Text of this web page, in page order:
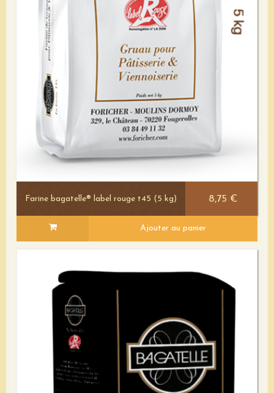
Voir le détail
Farine bagatelle® label rouge t45 (5 kg) 8,75 €
Ajouter au panier